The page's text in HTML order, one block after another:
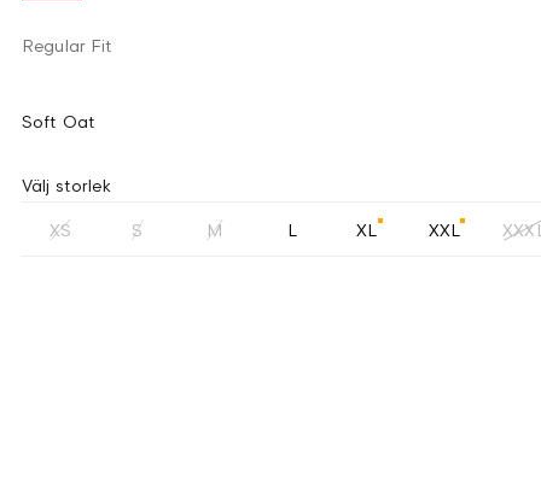
Regular Fit
Soft Oat
Välj storlek
XS S M L XL XXL